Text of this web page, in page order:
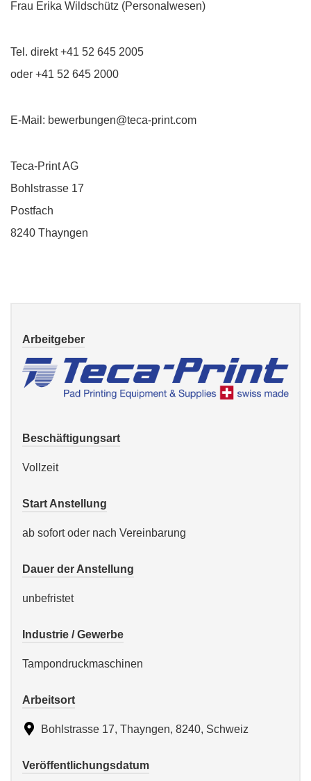
Frau Erika Wildschütz (Personalwesen)
Tel. direkt +41 52 645 2005
oder +41 52 645 2000
E-Mail: bewerbungen@teca-print.com
Teca-Print AG
Bohlstrasse 17
Postfach
8240 Thayngen
Arbeitgeber
Beschäftigungsart
Vollzeit
Start Anstellung
ab sofort oder nach Vereinbarung
Dauer der Anstellung
unbefristet
Industrie / Gewerbe
Tampondruckmaschinen
Arbeitsort
Bohlstrasse 17, Thayngen, 8240, Schweiz
Veröffentlichungsdatum